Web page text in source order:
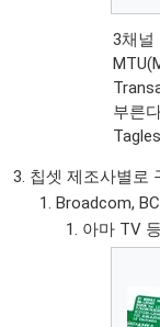
3채널
부른
칩셋 제조사별로
Broadcom,
아마 TV